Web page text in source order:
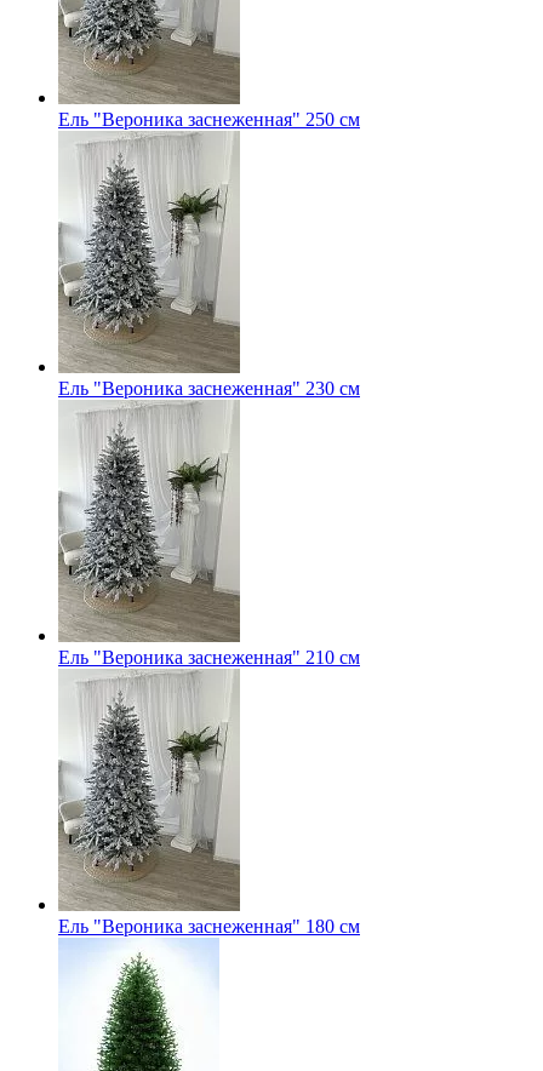
Ель "Вероника заснеженная" 250 см
Ель "Вероника заснеженная" 230 см
Ель "Вероника заснеженная" 210 см
Ель "Вероника заснеженная" 180 см